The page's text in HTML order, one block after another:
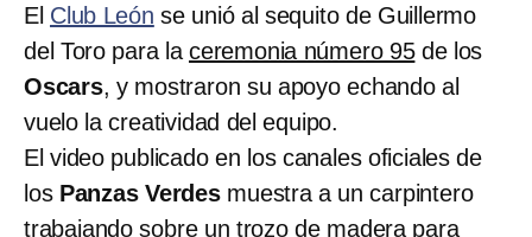
El Club León se unió al sequito de Guillermo
del Toro para laceremonia número 95de los
Oscars, y mostraron su apoyo echando al
vuelo la creatividad del equipo.
El video publicado en los canales oficiales de
los Panzas Verdesmuestra a un carpintero
trabajando sobre un trozo de madera para